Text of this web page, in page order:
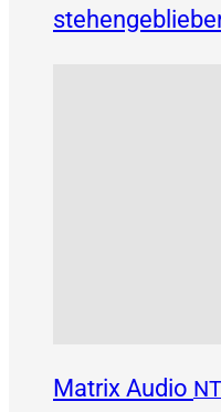
Matrix Audio NT